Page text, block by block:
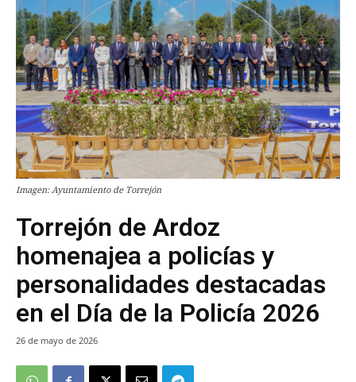
Imagen: Ayuntamiento de Torrejón
Torrejón de Ardoz
homenajea a policías y
personalidades destacadas
en el Día de la Policía 2026
26 de mayo de 2026